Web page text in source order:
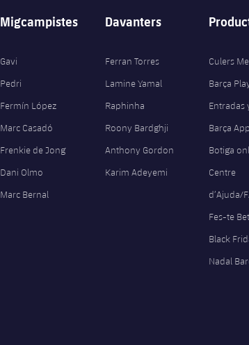
Migcampistes
Gavi
Pedri
Fermín López
Marc Casadó
Frenkie de Jong
Dani Olmo
Marc Bernal
Davanters
Ferran Torres
Lamine Yamal
Raphinha
Roony Bardghji
Anthony Gordon
Karim Adeyemi
Culers
Barça
Entradas
Barça App
Botiga
Centre
d’Ajuda/
Fes-te
Black
Nadal